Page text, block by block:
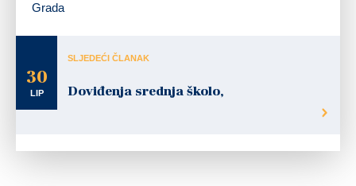
Grada
30
LIP
SLJEDEĆI ČLANAK
Doviđenja srednja školo,